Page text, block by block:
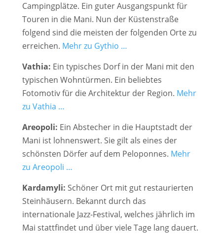
Campingplätze. Ein guter Ausgangspunkt für
Touren in die Mani. Nun der Küstenstraße
folgend sind die meisten der folgenden Orte zu
erreichen. Mehr zu Gythio …
Vathia: Ein typisches Dorf in der Mani mit den
typischen Wohntürmen. Ein beliebtes
Fotomotiv für die Architektur der Region. Mehr
zu Vathia …
Areopoli: Ein Abstecher in die Hauptstadt der
Mani ist lohnenswert. Sie gilt als eines der
schönsten Dörfer auf dem Peloponnes. Mehr
zu Areopoli …
Kardamyli: Schöner Ort mit gut restaurierten
Steinhäusern. Bekannt durch das
internationale Jazz-Festival, welches jährlich im
Mai stattfindet und über viele Tage lang dauert.